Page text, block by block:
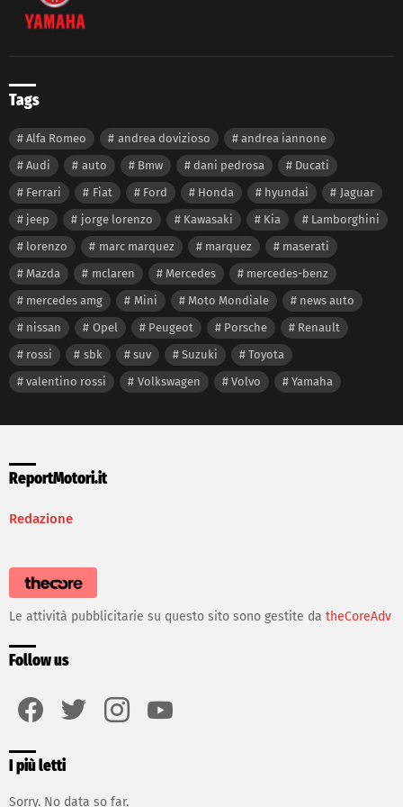
Tags
Alfa Romeo andrea dovizioso
andrea iannone
Audi
auto Bmw dani pedrosa
Ducati
Ferrari
Fiat Ford Honda hyundai
Jaguar
jeep
jorge lorenzo Kawasaki Kia
Lamborghini
lorenzo
marc marquez marquez
maserati
Mazda
mclaren Mercedes
mercedes-benz
mercedes amg
Mini Moto Mondiale
news auto
nissan
Opel Peugeot Porsche
Renault
rossi
sbk suv Suzuki
Toyota
valentino rossi
Volkswagen Volvo Yamaha
ReportMotori.it
Redazione
Le attività pubblicitarie su questo sito sono gestite da theCoreAdv
Follow us
I più letti
Sorry. No data so far.